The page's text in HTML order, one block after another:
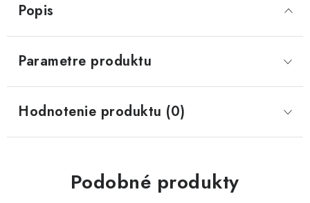
Popis
Parametre produktu
Hodnotenie produktu (0)
Podobné produkty